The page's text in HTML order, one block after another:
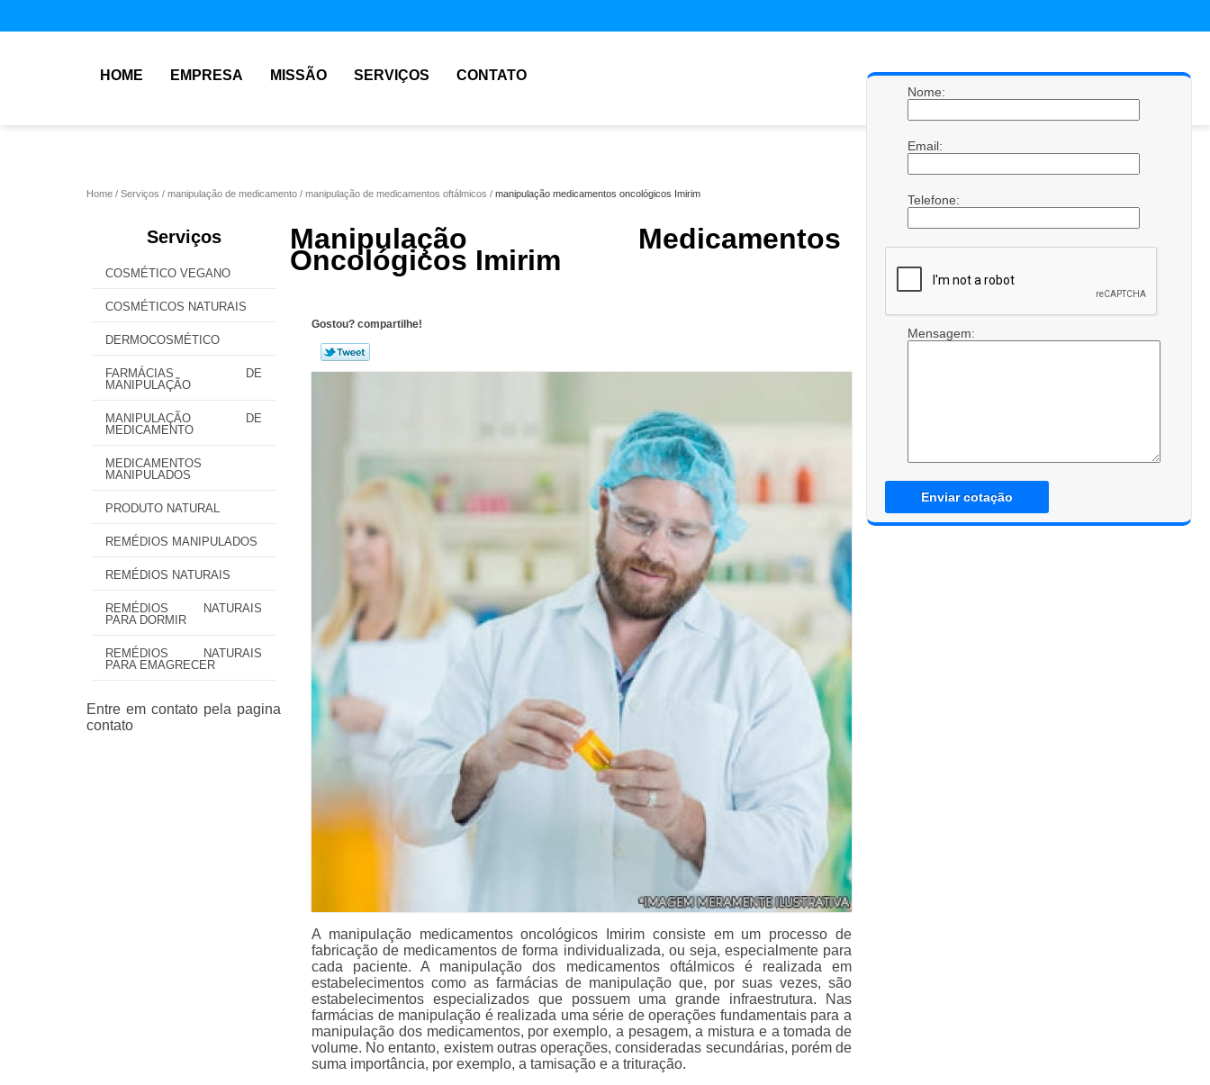
HOME EMPRESA MISSÃO SERVIÇOS CONTATO
Home Serviços manipulação de medicamento manipulação de medicamentos oftálmicos manipulação medicamentos oncológicos Imirim
Serviços
COSMÉTICO VEGANO
COSMÉTICOS NATURAIS
DERMOCOSMÉTICO
FARMÁCIAS DE
MANIPULAÇÃO
MANIPULAÇÃO DE
MEDICAMENTO
MEDICAMENTOS
MANIPULADOS
PRODUTO NATURAL
REMÉDIOS MANIPULADOS
REMÉDIOS NATURAIS
REMÉDIOS NATURAIS
PARA DORMIR
REMÉDIOS NATURAIS
PARA EMAGRECER
Manipulação Medicamentos
Oncológicos Imirim
Gostou? compartilhe!
A manipulação medicamentos oncológicos Imirim consiste em um processo de
fabricação de medicamentos de forma individualizada, ou seja, especialmente para
cada paciente. A manipulação dos medicamentos oftálmicos é realizada em
estabelecimentos como as farmácias de manipulação que, por suas vezes, são
estabelecimentos especializados que possuem uma grande infraestrutura. Nas
farmácias de manipulação é realizada uma série de operações fundamentais para a
manipulação dos medicamentos, por exemplo, a pesagem, a mistura e a tomada de
volume. No entanto, existem outras operações, consideradas secundárias, porém de
suma importância, por exemplo, a tamisação e a trituração.
Nome:
Email:
Telefone:
Mensagem:
Enviar cotação